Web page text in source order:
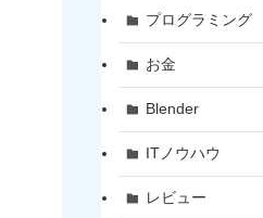
プログラミング
お金
Blender
ITノウハウ
レビュー